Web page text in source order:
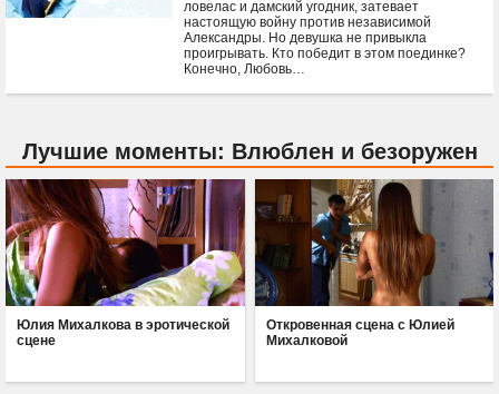
ловелас и дамский угодник, затевает
настоящую войну против независимой
Александры. Но девушка не привыкла
проигрывать. Кто победит в этом поединке?
Конечно, Любовь…
Лучшие моменты: Влюблен и безоружен
Юлия Михалкова в эротической
сцене
Откровенная сцена с Юлией
Михалковой